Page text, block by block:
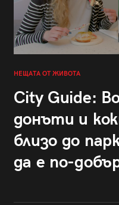
НЕЩАТА ОТ ЖИВОТА
City Guide:
донъти и
близо до
да е по-